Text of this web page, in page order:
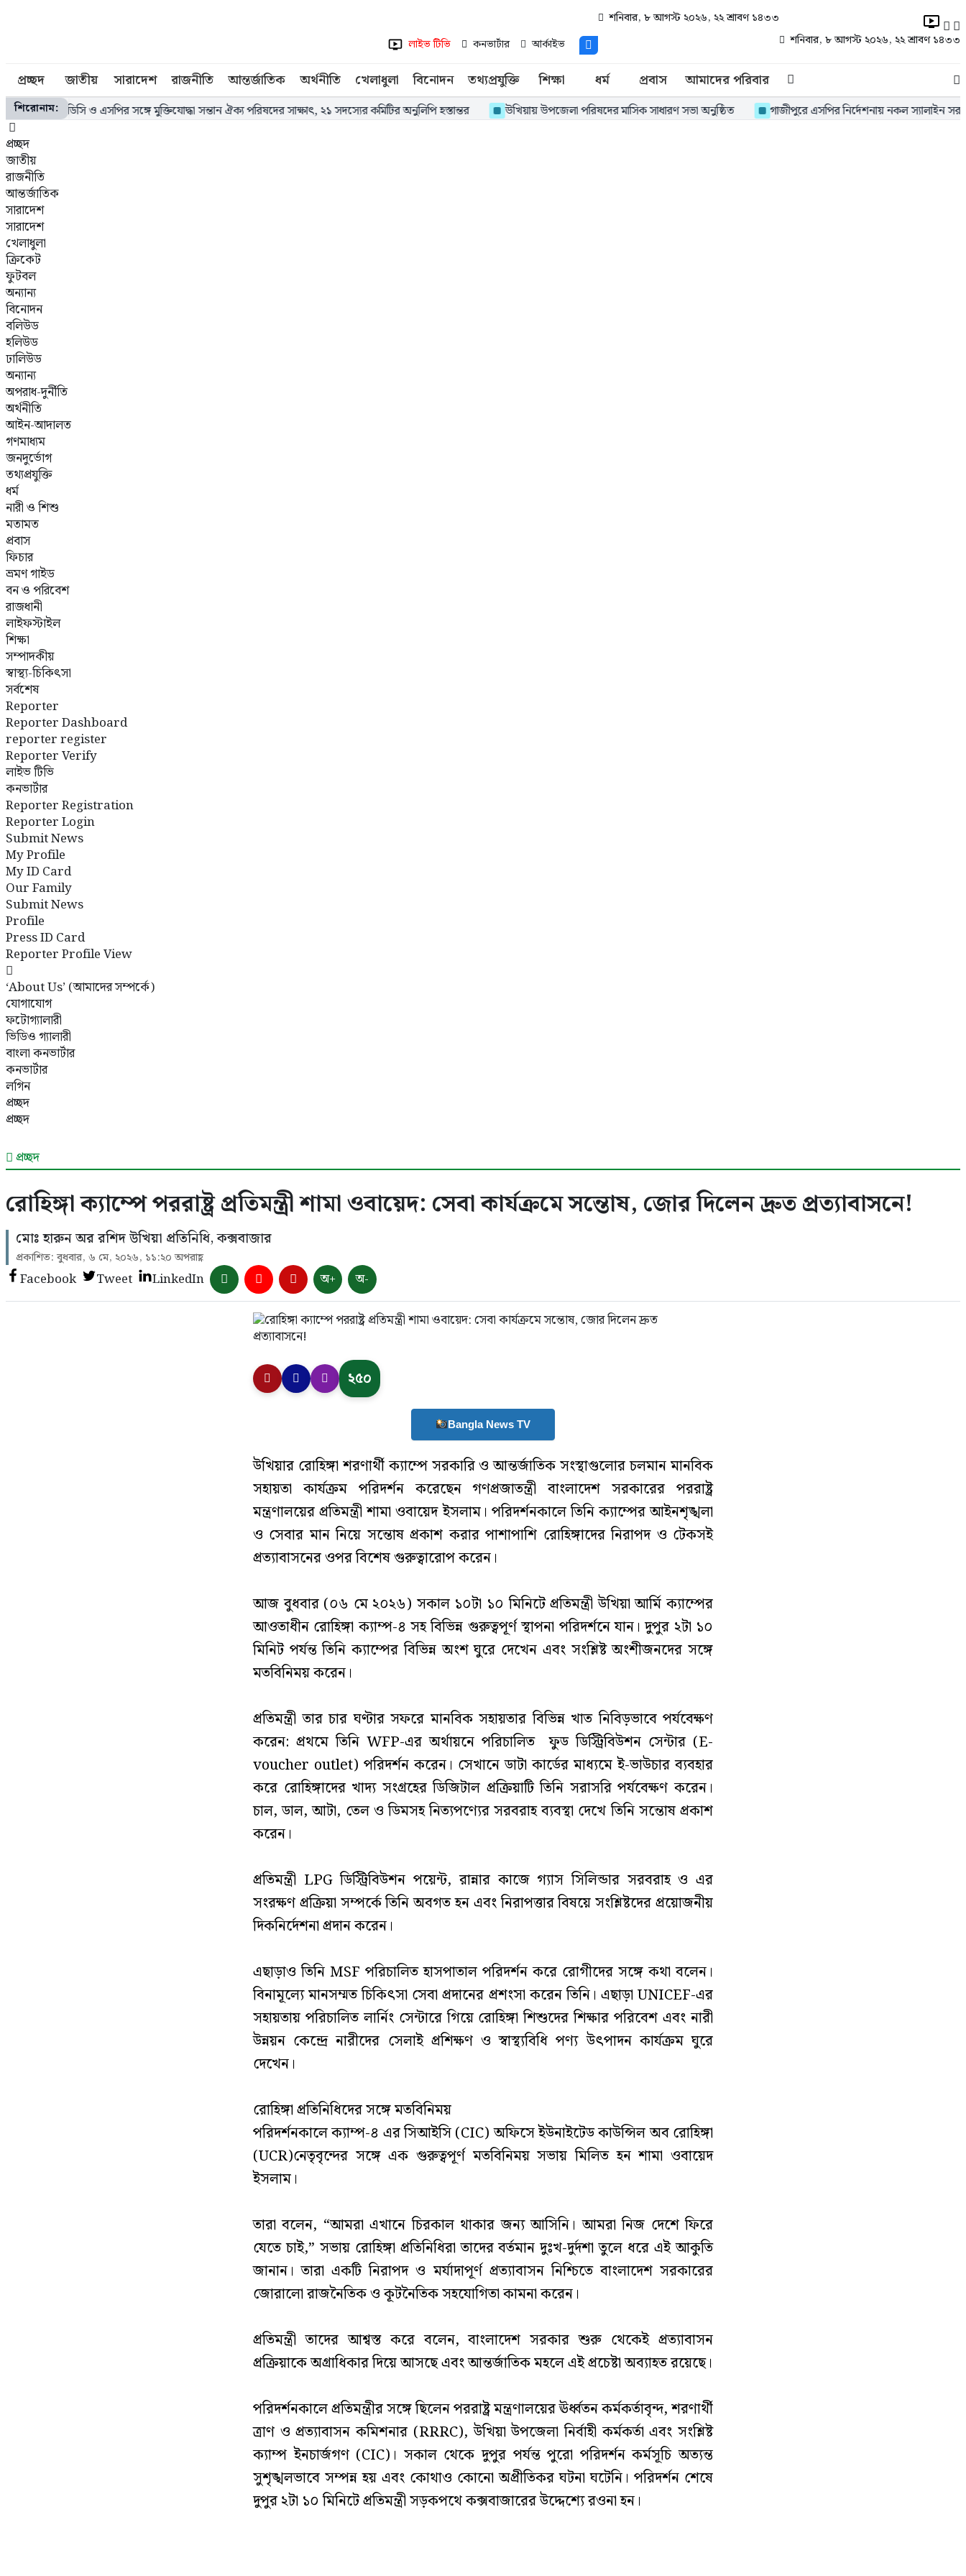
শনিবার, ৮ আগস্ট ২০২৬, ২২ শ্রাবণ ১৪৩৩
লাইভ টিভি
কনভার্টার আর্কাইভ শনিবার, ৮ আগস্ট ২০২৬, ২২ শ্রাবণ ১৪৩৩
প্রচ্ছদ জাতীয় সারাদেশ রাজনীতি আন্তর্জাতিক অর্থনীতি খেলাধুলা বিনোদন তথ্যপ্রযুক্তি শিক্ষা ধর্ম প্রবাস আমাদের পরিবার
শিরোনাম:
ডিসি ও এসপির সঙ্গে মুক্তিযোদ্ধা সন্তান ঐক্য পরিষদের সাক্ষাৎ, ২১ সদস্যের কমিটির অনুলিপি হস্তান্তর উখিয়ায় উপজেলা পরিষদের মাসিক সাধারণ সভা অনুষ্ঠিত গাজীপুরে এসপির নির্দেশনায় নকল স্যালাইন সরবরাহকারী
প্রচ্ছদ
জাতীয়
রাজনীতি
আন্তর্জাতিক
সারাদেশ
সারাদেশ
খেলাধুলা
ক্রিকেট
ফুটবল
অন্যান্য
বিনোদন
বলিউড
হলিউড
ঢালিউড
অন্যান্য
অপরাধ-দুর্নীতি
অর্থনীতি
আইন-আদালত
গণমাধ্যম
জনদুর্ভোগ
তথ্যপ্রযুক্তি
ধর্ম
নারী ও শিশু
মতামত
প্রবাস
ফিচার
ভ্রমণ গাইড
বন ও পরিবেশ
রাজধানী
লাইফস্টাইল
শিক্ষা
সম্পাদকীয়
স্বাস্থ্য-চিকিৎসা
সর্বশেষ
Reporter
Reporter Dashboard
reporter register
Reporter Verify
লাইভ টিভি
কনভার্টার
Reporter Registration
Reporter Login
Submit News
My Profile
My ID Card
Our Family
Submit News
Profile
Press ID Card
Reporter Profile View
‘About Us’ (আমাদের সম্পর্কে)
যোগাযোগ
ফটোগ্যালারী
ভিডিও গ্যালারী
বাংলা কনভার্টার
কনভার্টার
লগিন
প্রচ্ছদ
প্রচ্ছদ
প্রচ্ছদ
রোহিঙ্গা ক্যাম্পে পররাষ্ট্র প্রতিমন্ত্রী শামা ওবায়েদ: সেবা কার্যক্রমে সন্তোষ, জোর দিলেন দ্রুত প্রত্যাবাসনে! ‎
মোঃ হারুন অর রশিদ উখিয়া প্রতিনিধি, কক্সবাজার
প্রকাশিত: বুধবার, ৬ মে, ২০২৬, ১১:২০ অপরাহ্ণ
Facebook Tweet LinkedIn অ+ অ-
২৫০
Bangla News TV
উখিয়ার রোহিঙ্গা শরণার্থী ক্যাম্পে সরকারি ও আন্তর্জাতিক সংস্থাগুলোর চলমান মানবিক
সহায়তা কার্যক্রম পরিদর্শন করেছেন গণপ্রজাতন্ত্রী বাংলাদেশ সরকারের পররাষ্ট্র
মন্ত্রণালয়ের প্রতিমন্ত্রী শামা ওবায়েদ ইসলাম। পরিদর্শনকালে তিনি ক্যাম্পের আইনশৃঙ্খলা
ও সেবার মান নিয়ে সন্তোষ প্রকাশ করার পাশাপাশি রোহিঙ্গাদের নিরাপদ ও টেকসই
প্রত্যাবাসনের ওপর বিশেষ গুরুত্বারোপ করেন।
‎আজ বুধবার (০৬ মে ২০২৬) সকাল ১০টা ১০ মিনিটে প্রতিমন্ত্রী উখিয়া আর্মি ক্যাম্পের
আওতাধীন রোহিঙ্গা ক্যাম্প-৪ সহ বিভিন্ন গুরুত্বপূর্ণ স্থাপনা পরিদর্শনে যান। দুপুর ২টা ১০
মিনিট পর্যন্ত তিনি ক্যাম্পের বিভিন্ন অংশ ঘুরে দেখেন এবং সংশ্লিষ্ট অংশীজনদের সঙ্গে
মতবিনিময় করেন।
‎প্রতিমন্ত্রী তার চার ঘণ্টার সফরে মানবিক সহায়তার বিভিন্ন খাত নিবিড়ভাবে পর্যবেক্ষণ
করেন: প্রথমে তিনি WFP-এর অর্থায়নে পরিচালিত ফুড ডিস্ট্রিবিউশন সেন্টার (E-
voucher outlet) পরিদর্শন করেন। সেখানে ডাটা কার্ডের মাধ্যমে ই-ভাউচার ব্যবহার
করে রোহিঙ্গাদের খাদ্য সংগ্রহের ডিজিটাল প্রক্রিয়াটি তিনি সরাসরি পর্যবেক্ষণ করেন।
চাল, ডাল, আটা, তেল ও ডিমসহ নিত্যপণ্যের সরবরাহ ব্যবস্থা দেখে তিনি সন্তোষ প্রকাশ
করেন।
‎প্রতিমন্ত্রী LPG ডিস্ট্রিবিউশন পয়েন্ট, রান্নার কাজে গ্যাস সিলিন্ডার সরবরাহ ও এর
সংরক্ষণ প্রক্রিয়া সম্পর্কে তিনি অবগত হন এবং নিরাপত্তার বিষয়ে সংশ্লিষ্টদের প্রয়োজনীয়
দিকনির্দেশনা প্রদান করেন।
‎এছাড়াও তিনি MSF পরিচালিত হাসপাতাল পরিদর্শন করে রোগীদের সঙ্গে কথা বলেন।
বিনামূল্যে মানসম্মত চিকিৎসা সেবা প্রদানের প্রশংসা করেন তিনি। এছাড়া UNICEF-এর
সহায়তায় পরিচালিত লার্নিং সেন্টারে গিয়ে রোহিঙ্গা শিশুদের শিক্ষার পরিবেশ এবং নারী
উন্নয়ন কেন্দ্রে নারীদের সেলাই প্রশিক্ষণ ও স্বাস্থ্যবিধি পণ্য উৎপাদন কার্যক্রম ঘুরে
দেখেন।
‎রোহিঙ্গা প্রতিনিধিদের সঙ্গে মতবিনিময়
‎পরিদর্শনকালে ক্যাম্প-৪ এর সিআইসি (CIC) অফিসে ইউনাইটেড কাউন্সিল অব রোহিঙ্গা
(UCR)নেতৃবৃন্দের সঙ্গে এক গুরুত্বপূর্ণ মতবিনিময় সভায় মিলিত হন শামা ওবায়েদ
ইসলাম।
‎তারা বলেন, “আমরা এখানে চিরকাল থাকার জন্য আসিনি। আমরা নিজ দেশে ফিরে
যেতে চাই,” সভায় রোহিঙ্গা প্রতিনিধিরা তাদের বর্তমান দুঃখ-দুর্দশা তুলে ধরে এই আকুতি
জানান। তারা একটি নিরাপদ ও মর্যাদাপূর্ণ প্রত্যাবাসন নিশ্চিতে বাংলাদেশ সরকারের
জোরালো রাজনৈতিক ও কূটনৈতিক সহযোগিতা কামনা করেন।
‎প্রতিমন্ত্রী তাদের আশ্বস্ত করে বলেন, বাংলাদেশ সরকার শুরু থেকেই প্রত্যাবাসন
প্রক্রিয়াকে অগ্রাধিকার দিয়ে আসছে এবং আন্তর্জাতিক মহলে এই প্রচেষ্টা অব্যাহত রয়েছে।
‎পরিদর্শনকালে প্রতিমন্ত্রীর সঙ্গে ছিলেন পররাষ্ট্র মন্ত্রণালয়ের ঊর্ধ্বতন কর্মকর্তাবৃন্দ, শরণার্থী
ত্রাণ ও প্রত্যাবাসন কমিশনার (RRRC), উখিয়া উপজেলা নির্বাহী কর্মকর্তা এবং সংশ্লিষ্ট
ক্যাম্প ইনচার্জগণ (CIC)। সকাল থেকে দুপুর পর্যন্ত পুরো পরিদর্শন কর্মসূচি অত্যন্ত
সুশৃঙ্খলভাবে সম্পন্ন হয় এবং কোথাও কোনো অপ্রীতিকর ঘটনা ঘটেনি। পরিদর্শন শেষে
দুপুর ২টা ১০ মিনিটে প্রতিমন্ত্রী সড়কপথে কক্সবাজারের উদ্দেশ্যে রওনা হন।